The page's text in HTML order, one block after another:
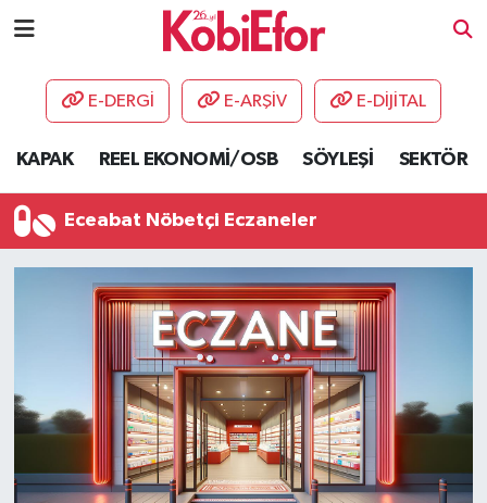
E-DERGİ E-ARŞİV E-DİJİTAL
KAPAK REEL EKONOMİ/OSB SÖYLEŞİ SEKTÖR
Eceabat Nöbetçi Eczaneler
AKADEMİ
DESTEK-TEŞVİK
ETKİNLİK
GÜNCEL
HABERLER
KAPAK
OSB